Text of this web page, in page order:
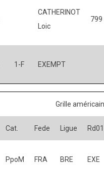
CATHERINOT
Loic
799
1-F EXEMPT
Grille
Cat. Fede Ligue Rd01
PpoM FRA BRE EXE